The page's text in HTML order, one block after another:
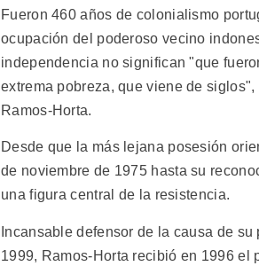
Fueron 460 años de colonialismo
ocupación del poderoso vecino
independencia no significan "que
extrema pobreza, que viene de
Ramos-Horta.
Desde que la más lejana posesión
de noviembre de 1975 hasta su
una figura central de la resistencia.
Incansable defensor de la causa de
1999, Ramos-Horta recibió en 1996